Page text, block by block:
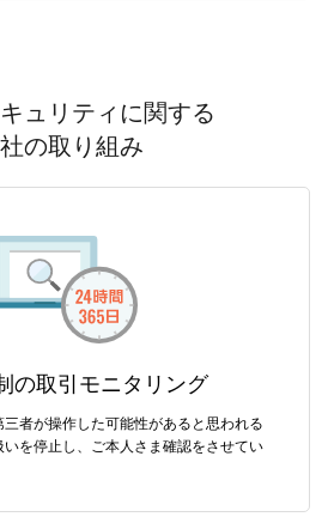
ュリティに関する
の取り組み
の取引モニタリング
者が操作した可能性があると思われる
を停止し、ご本人さま確認をさせてい